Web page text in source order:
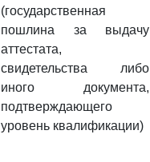
(государственная
пошлина за выдачу
аттестата,
свидетельства либо
иного документа,
подтверждающего
уровень квалификации)